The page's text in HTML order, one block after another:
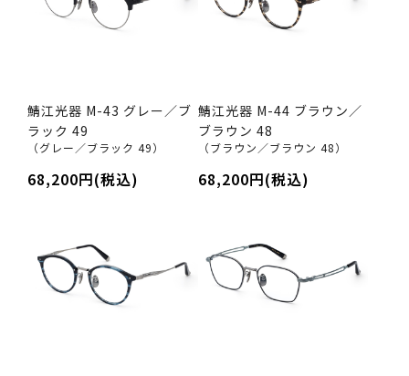
鯖江光器 M-43 グレー／ブ
ラック 49
（グレー／ブラック 49）
68,200円(税込)
鯖江光器 M-44 ブラウン／
ブラウン 48
（ブラウン／ブラウン 48）
68,200円(税込)